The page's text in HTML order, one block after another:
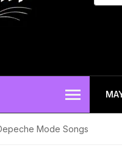
Mode Songs